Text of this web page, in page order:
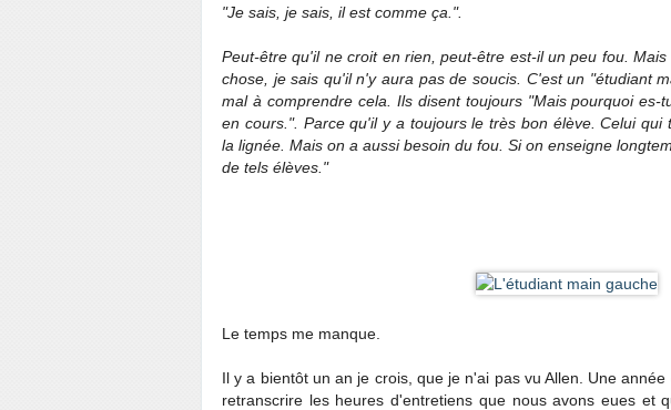
"Je sais, je sais, il est comme ça.".
Peut-être qu'il ne croit en rien, peut-être est-il un peu fou.
chose, je sais qu'il n'y aura pas de soucis. C'est un "étudiant
mal à comprendre cela. Ils disent toujours "Mais pourquoi es-
en cours.". Parce qu'il y a toujours le très bon élève. Celui qui
la lignée. Mais on a aussi besoin du fou. Si on enseigne
de tels élèves."
Le temps me manque.
Il y a bientôt un an je crois, que je n'ai pas vu Allen. Une
retranscrire les heures d'entretiens que nous avons eues et